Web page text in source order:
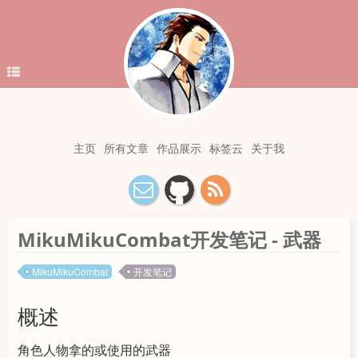
主页 所有文章 作品展示 标签云 关于我
MikuMikuCombat开发笔记 - 武器
MikuMikuCombat 开发笔记
概述
角色人物拿的或使用的武器